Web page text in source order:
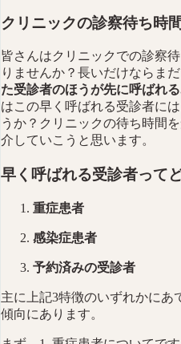
クリニックの診察待ち時
皆さんはクリニックでの診察
りませんか？長いだけならまだ
た受診者のほうが先に呼ばれ
はこの早く呼ばれる受診者に
うか？クリニックの待ち時間
介していこうと思います。
早く呼ばれる受診者って
重症患者
感染症患者
予約済みの受診者
主に上記3特徴のいずれかにあ
傾向にあります。